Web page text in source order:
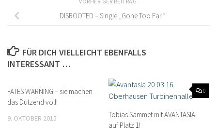
DISROOTED – Single „Gone Too Far“
FÜR DICH VIELLEICHT EBENFALLS
INTERESSANT …
FATES WARNING – sie machen
das Dutzend voll!
9. OKTOBER 2015
0
Tobias Sammet mit AVANTASIA
auf Platz 1!